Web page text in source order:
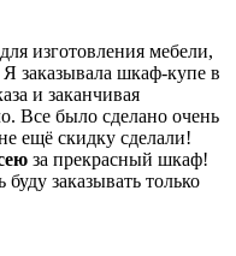
изготовления мебели,
заказывала шкаф-купе в
и заканчивая
Все было сделано очень
ещё скидку сделали!
за прекрасный шкаф!
заказывать только